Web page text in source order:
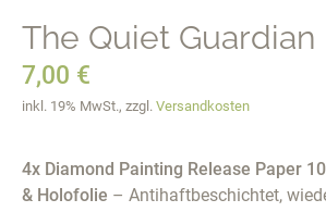
The Quiet Guardian
7,00 €
inkl. 19% MwSt., zzgl. Versandkosten
4x Diamond Painting Release Paper
& Holofolie – Antihaftbeschichtet,